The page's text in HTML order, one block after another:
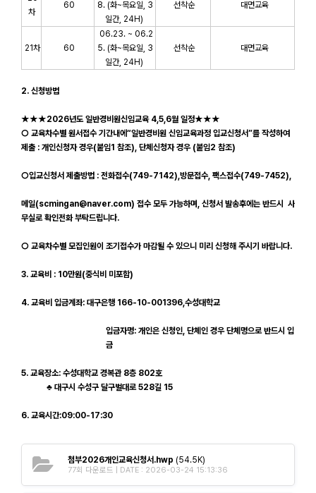
차
60 8. (화~목요일, 3
일간, 24H)
선착순 대면교육
21차 60
06.23. ~ 06.2
5. (화~목요일, 3
일간, 24H)
선착순 대면교육
2. 신청방법
★★★2026년도 일반경비원신임교육 4,5,6월 일정★★★
○ 교육차수별 원서접수 기간내에 “일반경비원 신임교육과정 입교신청서”를 작성하여
제출 : 개인신청자 경우(붙임1 참조), 단체신청자 경우 (붙임2 참조)
○입교신청서 제출방법 : 전화접수(749-7142),방문접수, 팩스접수(749-7452),
메일(scmingan@naver.com) 접수 모두 가능하며, 신청서 발송후에는 반드시 사
무실로 확인전화 부탁드립니다.
○ 교육차수별 모집인원이 조기접수가 마감될 수 있으니 미리 신청해 주시기 바랍니다.
3. 교육비 : 10만원(중식비 미포함)
4. 교육비 입금계좌: 대구은행 166-10-001396,수성대학교
입금자명: 개인은 신청인, 단체인 경우 단체명으로 반드시 입
금
5. 교육장소: 수성대학교 경복관 8층 802호
♣ 대구시 수성구 달구벌대로 528길 15
6. 교육시간:09:00-17:30
첨부2026개인교육신청서.hwp (54.5K)
77회 다운로드 | DATE : 2026-03-24 15:13:36